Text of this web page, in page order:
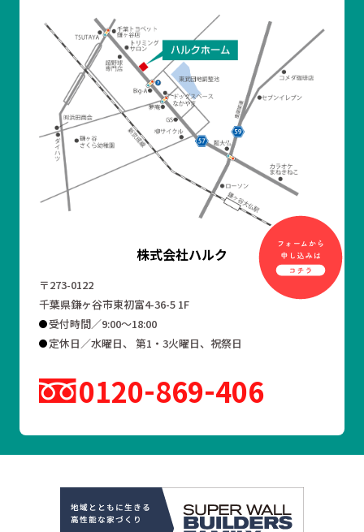
株式会社ハルク
〒273-0122
千葉県鎌ヶ谷市東初富4-36-5 1F
受付時間／9:00～18:00
定休日／水曜日、 第1・3火曜日、祝祭日
0120 869 406